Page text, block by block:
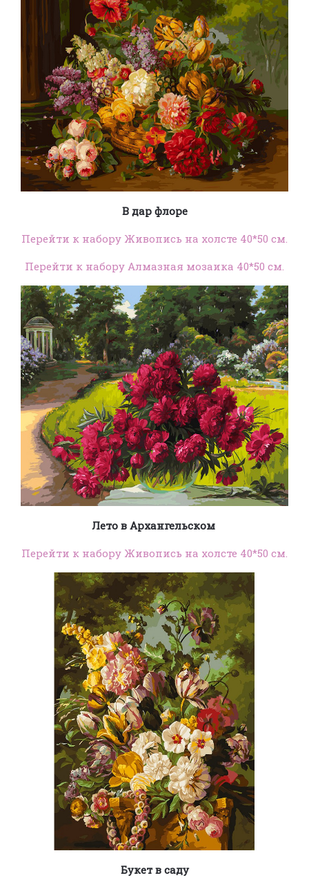
В дар флоре
Перейти к набору Живопись на холсте 40*50 см.
Перейти к набору Алмазная мозаика 40*50 см.
Лето в Архангельском
Перейти к набору Живопись на холсте 40*50 см.
Букет в саду